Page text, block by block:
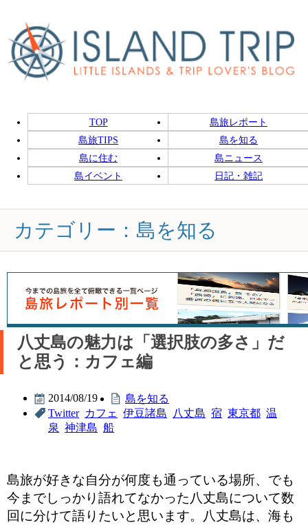
TOP
島旅レポート
島旅TIPS
島を知る
島に住む
島ニュース
島イベント
日記・雑記
カテゴリー：島を知る
八丈島の魅力は「選択肢の多さ」だ
と思う：カフェ編
2014/08/19
島を知る
Twitter カフェ 伊豆諸島 八丈島 宿 東京都 温
泉 神津島 船
島旅が好きな自分が何度も通っている場所、でも
今までしっかり語れてなかった八丈島について数
回に分けて語りたいと思います。八丈島は、海も